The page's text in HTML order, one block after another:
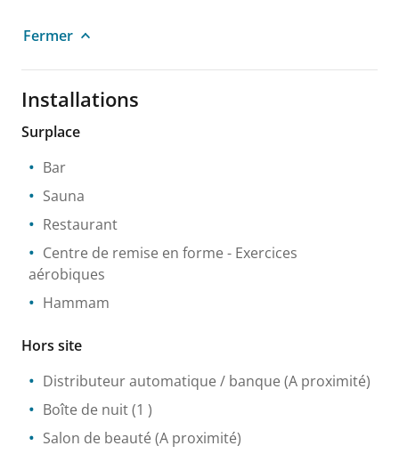
Fermer
Installations
Surplace
Bar
Sauna
Restaurant
Centre de remise en forme - Exercices
aérobiques
Hammam
Hors site
Distributeur automatique / banque (A proximité)
Boîte de nuit(1 )
Salon de beauté (A proximité)